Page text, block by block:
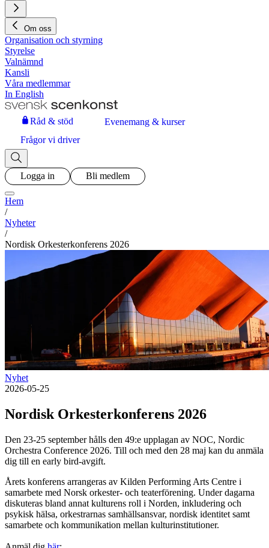
Om oss
Organisation och styrning
Styrelse
Valnämnd
Kansli
Våra medlemmar
In English
Råd & stöd
Evenemang & kurser
Frågor vi driver
Logga in Bli medlem
Hem
/
Nyheter
/
Nordisk Orkesterkonferens 2026
Nyhet
2026-05-25
Nordisk Orkesterkonferens 2026
Den 23-25 september hålls den 49:e upplagan av NOC, Nordic
Orchestra Conference 2026. Till och med den 28 maj kan du anmäla
dig till en early bird-avgift.
Årets konferens arrangeras av Kilden Performing Arts Centre i
samarbete med Norsk orkester- och teaterförening. Under dagarna
diskuteras bland annat kulturens roll i Norden, inkludering och
psykisk hälsa, orkestrarnas samhällsansvar, nordisk identitet samt
samarbete och kommunikation mellan kulturinstitutioner.